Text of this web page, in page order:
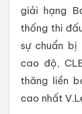
giải hạng
thống thi
sự chuẩn
cao độ,
thăng liền
cao nhất